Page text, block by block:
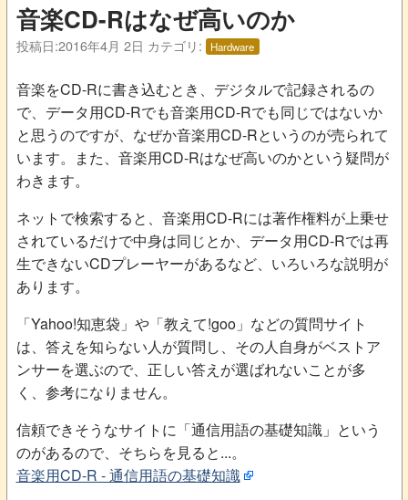
音楽CD-Rはなぜ高いのか
投稿日:2016年4月 2日 カテゴリ: Hardware
音楽をCD-Rに書き込むとき、デジタルで記録されるの
で、データ用CD-Rでも音楽用CD-Rでも同じではないか
と思うのですが、なぜか音楽用CD-Rというのが売られて
います。また、音楽用CD-Rはなぜ高いのかという疑問が
わきます。
ネットで検索すると、音楽用CD-Rには著作権料が上乗せ
されているだけで中身は同じとか、データ用CD-Rでは再
生できないCDプレーヤーがあるなど、いろいろな説明が
あります。
「Yahoo!知恵袋」や「教えて!goo」などの質問サイト
は、答えを知らない人が質問し、その人自身がベストア
ンサーを選ぶので、正しい答えが選ばれないことが多
く、参考になりません。
信頼できそうなサイトに「通信用語の基礎知識」という
のがあるので、そちらを見ると...。
音楽用CD-R ‐ 通信用語の基礎知識